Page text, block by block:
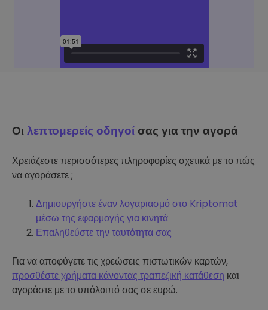
Οιλεπτομερείς οδηγοί σας για την αγορά
Χρειάζεστε περισσότερες πληροφορίες σχετικά με το πώς
να αγοράσετε ;
Δημιουργήστε έναν λογαριασμό στο Kriptomat
μέσω της εφαρμογής για κινητά
Επαληθεύστε την ταυτότητα σας
Για να αποφύγετε τις χρεώσεις πιστωτικών καρτών,
προσθέστε χρήματα κάνοντας τραπεζική κατάθεση και
αγοράστε με το υπόλοιπό σας σε ευρώ.